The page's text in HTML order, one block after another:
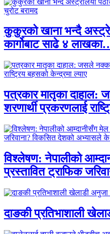
कुकुरको खाना भन्दै
कार्गोबाट साढे ४
पत्रकार मातृका दाहाल:
शरणार्थी प्रकरणलाई
विश्लेषण: नेपालीको
प्रस्तावित ट्राफिक
दाङकी प्रतिभाशाली